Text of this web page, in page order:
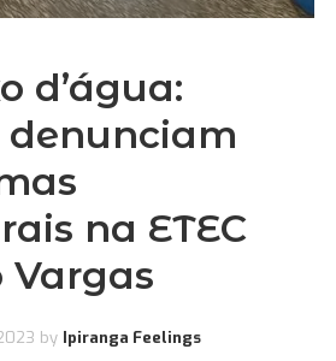
d’água:
na ETEC
Vargas
by Ipiranga Feelings